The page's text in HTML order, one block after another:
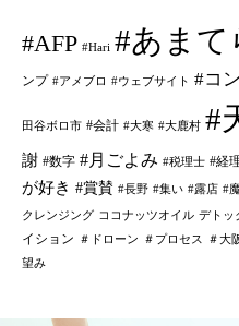
#AFP #Hari #あまて
ンプ #アメブロ #ウェブサイト #コ
田谷ボロ市 #会計 #大寒 #大鹿村 #
謝 #数字 #月ごよみ #税理士 #経
が好き #賞賛 #長野 #集い #露店 #
クレンジング ココナッツオイル デトッ
イション
＃ドローン ＃プロセス ＃大
望み